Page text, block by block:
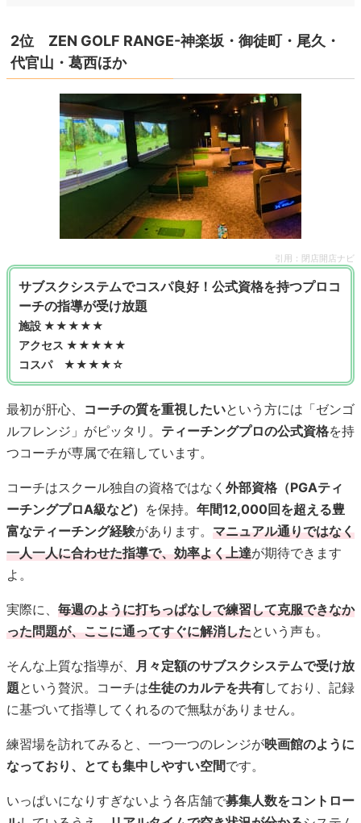
2位 ZEN GOLF RANGE-神楽坂・御徒町・尾久・
代官山・葛西ほか
引用： 閉店開店ナビ
サブスクシステムでコスパ良好！公式資格を持つプロコ
ーチの指導が受け放題
施設 ★★★★★
アクセス ★★★★★
コスパ ★★★★☆
最初が肝心、 コーチの質を重視したいという方には「ゼンゴ
ルフレンジ」がピッタリ。 ティーチングプロの公式資格を持
つコーチが専属で在籍しています。
コーチはスクール独自の資格ではなく 外部資格（PGAティ
ーチングプロA級など） を保持。 年間12,000回を超える豊
富なティーチング経験があります。 マニュアル通りではなく
一人一人に合わせた指導で、効率よく上達が期待できます
よ。
実際に、 毎週のように打ちっぱなしで練習して克服できなか
った問題が、ここに通ってすぐに解消したという声も。
そんな上質な指導が、
月々定額のサブスクシステムで受け放
題という贅沢。コーチは生徒のカルテを共有しており、記録
に基づいて指導してくれるので無駄がありません。
練習場を訪れてみると、一つ一つのレンジが映画館のように
なっており、とても集中しやすい空間です。
いっぱいになりすぎないよう各店舗で募集人数をコントロー